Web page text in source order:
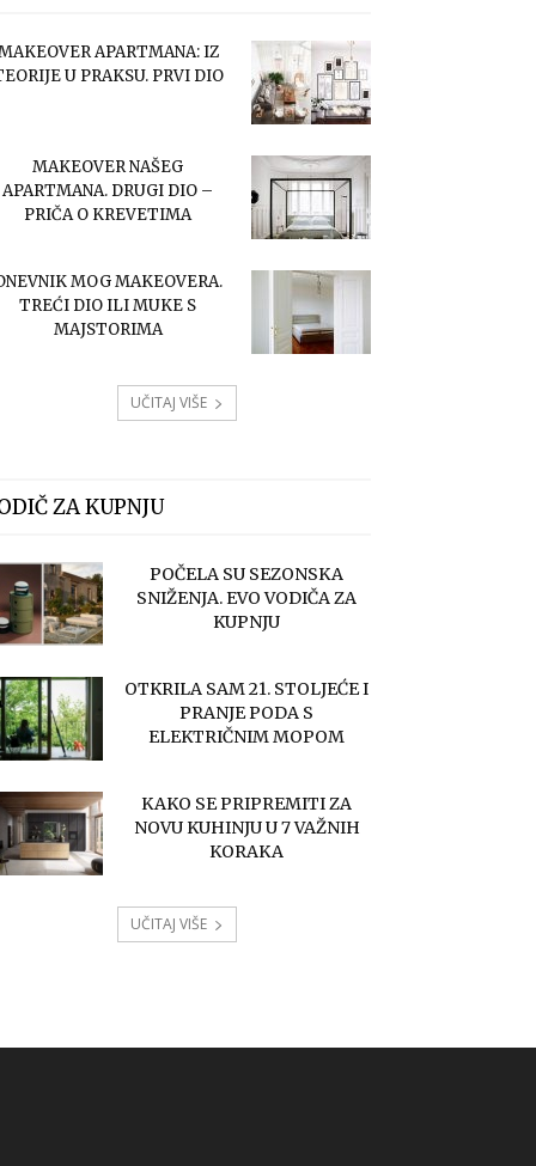
APARTMANA: IZ
U PRAKSU. PRVI DIO
MAKEOVER NAŠEG
APARTMANA. DRUGI DIO –
PRIČA O KREVETIMA
MOG MAKEOVERA.
TREĆI DIO ILI MUKE S
MAJSTORIMA
UČITAJ VIŠE
ZA KUPNJU
POČELA SU SEZONSKA
SNIŽENJA. EVO VODIČA ZA
KUPNJU
OTKRILA SAM 21. STOLJEĆE I
PRANJE PODA S
ELEKTRIČNIM MOPOM
KAKO SE PRIPREMITI ZA
NOVU KUHINJU U 7 VAŽNIH
KORAKA
UČITAJ VIŠE